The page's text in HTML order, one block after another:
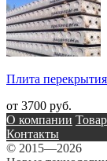
Плита
от 3700 руб.
О компании
Контакты
© 2015—2026